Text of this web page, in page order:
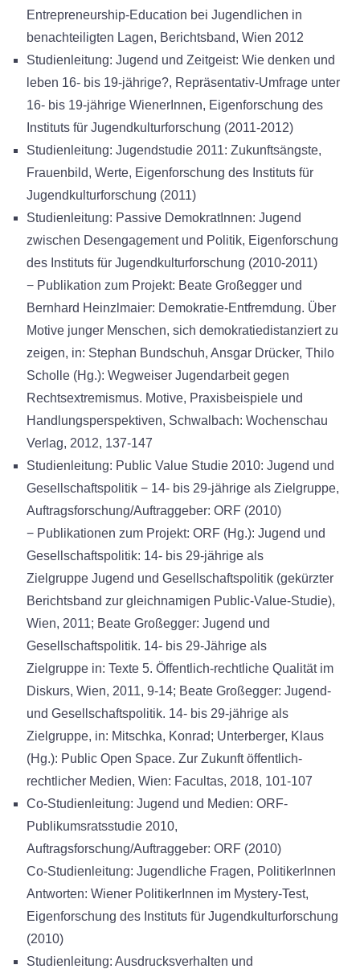
Entrepreneurship-Education bei Jugendlichen in
benachteiligten Lagen, Berichtsband, Wien 2012
Studienleitung: Jugend und Zeitgeist: Wie denken und
leben 16- bis 19-jährige?, Repräsentativ-Umfrage unter
16- bis 19-jährige WienerInnen, Eigenforschung des
Instituts für Jugendkulturforschung (2011-2012)
Studienleitung: Jugendstudie 2011: Zukunftsängste,
Frauenbild, Werte, Eigenforschung des Instituts für
Jugendkulturforschung (2011)
Studienleitung: Passive DemokratInnen: Jugend
zwischen Desengagement und Politik, Eigenforschung
des Instituts für Jugendkulturforschung (2010-2011)
− Publikation zum Projekt: Beate Großegger und
Bernhard Heinzlmaier: Demokratie-Entfremdung. Über
Motive junger Menschen, sich demokratiedistanziert zu
zeigen, in: Stephan Bundschuh, Ansgar Drücker, Thilo
Scholle (Hg.): Wegweiser Jugendarbeit gegen
Rechtsextremismus. Motive, Praxisbeispiele und
Handlungsperspektiven, Schwalbach: Wochenschau
Verlag, 2012, 137-147
Studienleitung: Public Value Studie 2010: Jugend und
Gesellschaftspolitik − 14- bis 29-jährige als Zielgruppe,
Auftragsforschung/Auftraggeber: ORF (2010)
− Publikationen zum Projekt: ORF (Hg.): Jugend und
Gesellschaftspolitik: 14- bis 29-jährige als
Zielgruppe Jugend und Gesellschaftspolitik (gekürzter
Berichtsband zur gleichnamigen Public-Value-Studie),
Wien, 2011; Beate Großegger: Jugend und
Gesellschaftspolitik. 14- bis 29-Jährige als
Zielgruppe in: Texte 5. Öffentlich-rechtliche Qualität im
Diskurs, Wien, 2011, 9-14; Beate Großegger: Jugend-
und Gesellschaftspolitik. 14- bis 29-jährige als
Zielgruppe, in: Mitschka, Konrad; Unterberger, Klaus
(Hg.): Public Open Space. Zur Zukunft öffentlich-
rechtlicher Medien, Wien: Facultas, 2018, 101-107
Co-Studienleitung: Jugend und Medien: ORF-
Publikumsratsstudie 2010,
Auftragsforschung/Auftraggeber: ORF (2010)
Co-Studienleitung: Jugendliche Fragen, PolitikerInnen
Antworten: Wiener PolitikerInnen im Mystery-Test,
Eigenforschung des Instituts für Jugendkulturforschung
(2010)
Studienleitung: Ausdrucksverhalten und